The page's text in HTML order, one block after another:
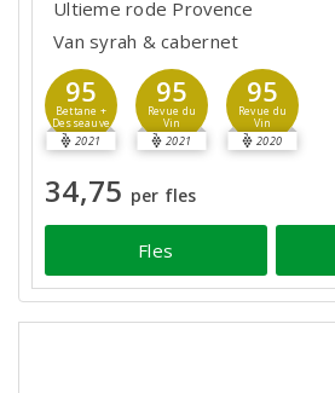
Ultieme rode Provence
Van syrah & cabernet
95
Bettane +
Desseauve
2021
95
Revue du
Vin
2021
95
Revue du
Vin
2020
34,75 per fles
Fles